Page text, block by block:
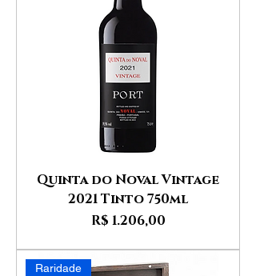
Quinta do Noval Vintage
2021 Tinto 750ml
Preço
R$ 1.206,00
Raridade